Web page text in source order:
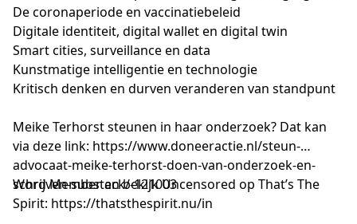
De coronaperiode en vaccinatiebeleid
Digitale identiteit, digital wallet en digital twin
Smart cities, surveillance en data
Kunstmatige intelligentie en technologie
Kritisch denken en durven veranderen van standpunt
Meike Terhorst steunen in haar onderzoek? Dat kan
via deze link: https://www.doneeractie.nl/steun-
advocaat-meike-terhorst-doen-van-onderzoek-en-
schrijven-substack/-121003
Word Member en bekijk Uncensored op That’s The
Spirit: https://thatsthespirit.nu/in